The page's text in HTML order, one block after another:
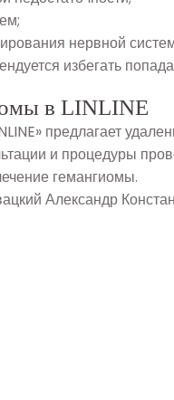
нервной
избегать
в LINLINE
предлагает
и процедуры
гемангиомы.
Александр